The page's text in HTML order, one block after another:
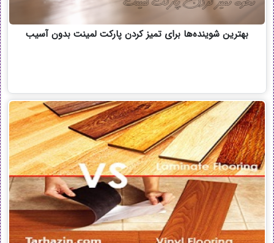
بهترین شوینده‌ها برای تمیز کردن پارکت لمینت بدون آسیب